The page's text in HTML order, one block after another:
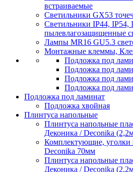
встраиваемые
Светильники GX53
Светильники IP44, IP54,
пылевлагозащищенные
Лампы MR16 GU5.3
Монтажные клеммы,
Подложка под
Подложка под
Подложка под
Подложка под
Подложка под ламинат
Подложка хвойная
Плинтуса напольные
Плинтуса напольные
Деконика / Deconika
Комплектующие, уголки
Deconika 70мм
Плинтуса напольные
Деконика / Deconika